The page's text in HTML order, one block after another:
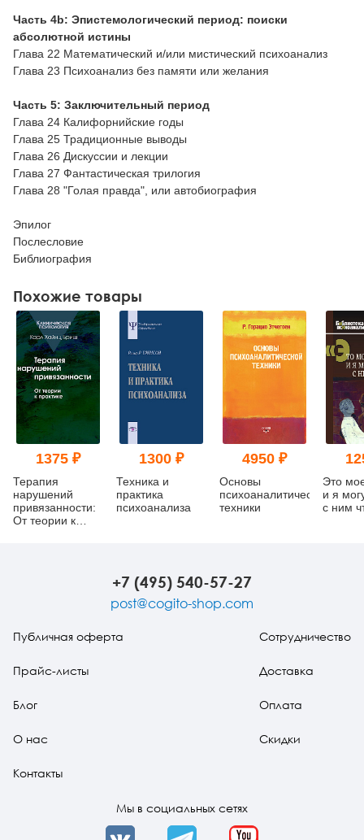
Часть 4b: Эпистемологический период: поиски
абсолютной истины
Глава 22 Математический и/или мистический психоанализ
Глава 23 Психоанализ без памяти или желания
Часть 5: Заключительный период
Глава 24 Калифорнийские годы
Глава 25 Традиционные выводы
Глава 26 Дискуссии и лекции
Глава 27 Фантастическая трилогия
Глава 28 "Голая правда", или автобиография
Эпилог
Послесловие
Библиография
Похожие товары
1375 ₽
Терапия
нарушений
привязанности:
От теории к
1300 ₽
Техника и
практика
психоанализа
4950 ₽
Основы
психоаналитической
техники
Это
и я
с ним
+7 (495) 540-57-27
post@cogito-shop.com
Публичная оферта
Прайс-листы
Блог
О нас
Контакты
Сотрудничество
Доставка
Оплата
Скидки
Мы в социальных сетях